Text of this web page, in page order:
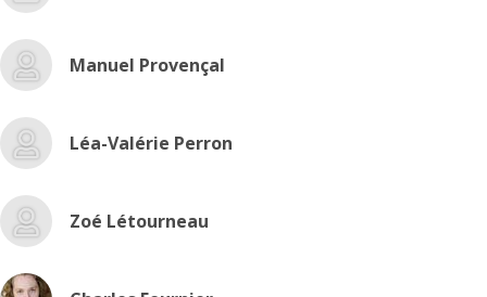
Manuel Provençal
Léa-Valérie Perron
Zoé Létourneau